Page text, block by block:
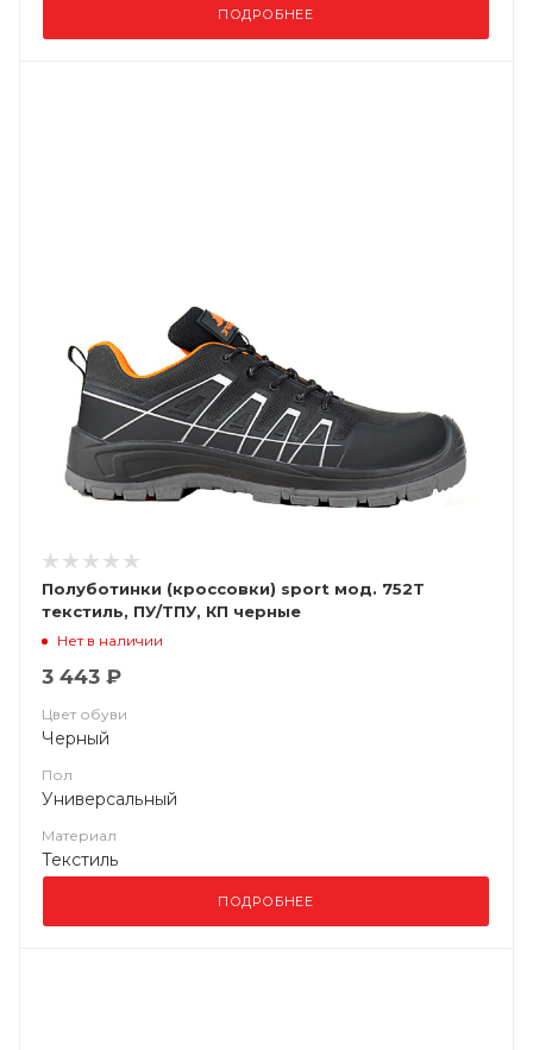
ПОДРОБНЕЕ
Полуботинки (кроссовки) sport мод. 752Т
текстиль, ПУ/ТПУ, КП черные
Нет в наличии
3 443 ₽
Цвет обуви
Черный
Пол
Универсальный
Материал
Текстиль
ПОДРОБНЕЕ